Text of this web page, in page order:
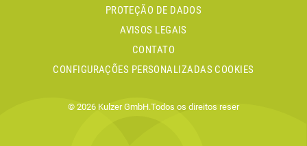
PROTEÇÃO DE DADOS
AVISOS LEGAIS
CONTATO
CONFIGURAÇÕES PERSONALIZADAS COOKIES
© 2026 Kulzer GmbH.Todos os direitos reser